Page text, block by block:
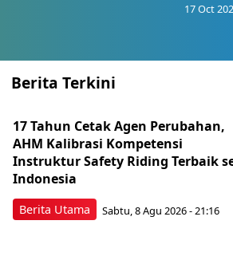
17 Oct
Berita Terkini
Berita Utama
17 Tahun Cetak Agen Perubahan,
AHM Kalibrasi Kompetensi
Instruktur Safety Riding Terbaik
Indonesia
Sabtu, 8 Agu 2026 - 21:16